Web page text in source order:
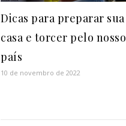
Dicas para preparar sua
casa e torcer pelo nosso
país
10 de novembro de 2022